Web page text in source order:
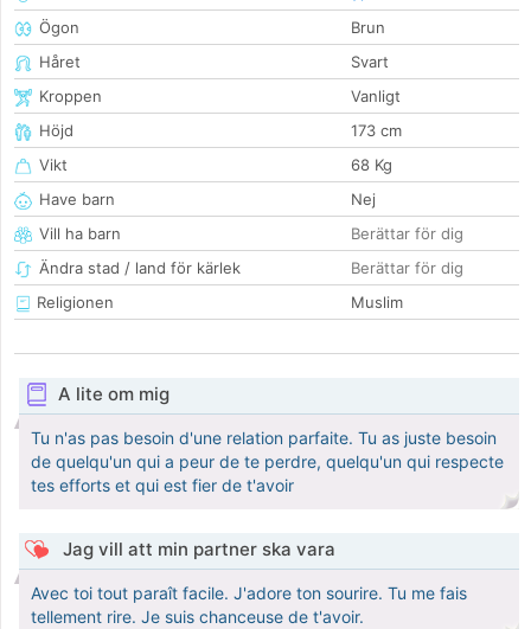
Ögon
Brun
Håret
Svart
Kroppen
Vanligt
Höjd
173 cm
Vikt
68 Kg
Have barn
Nej
Vill ha barn
Berättar för dig
Ändra stad / land för kärlek
Berättar för dig
Religionen
Muslim
A lite om mig
Tu n'as pas besoin d'une relation parfaite. Tu as juste besoin
de quelqu'un qui a peur de te perdre, quelqu'un qui respecte
tes efforts et qui est fier de t'avoir
Jag vill att min partner ska vara
Avec toi tout paraît facile. J'adore ton sourire. Tu me fais
tellement rire. Je suis chanceuse de t'avoir.